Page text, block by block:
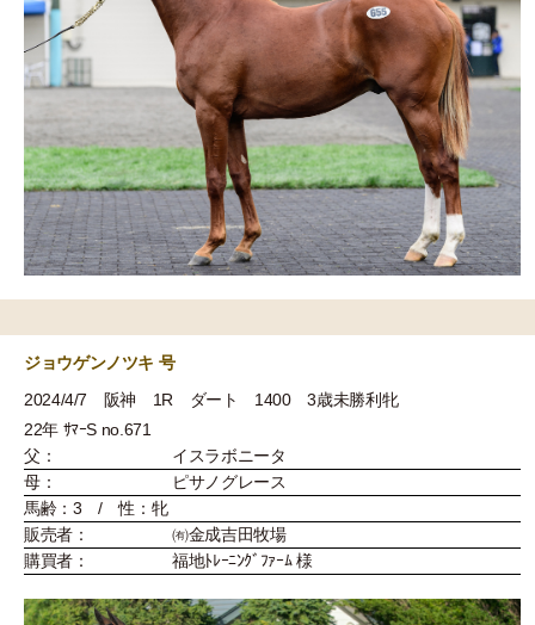
ジョウゲンノツキ 号
2024/4/7 阪神 1R ダート 1400 3歳未勝利牝
22年 ｻﾏｰS no.671
父：
イスラボニータ
母：
ピサノグレース
馬齢：3 / 性：牝
販売者：
㈲金成吉田牧場
購買者：
福地ﾄﾚｰﾆﾝｸﾞﾌｧｰﾑ 様